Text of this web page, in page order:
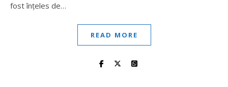
fost înțeles de…
READ MORE